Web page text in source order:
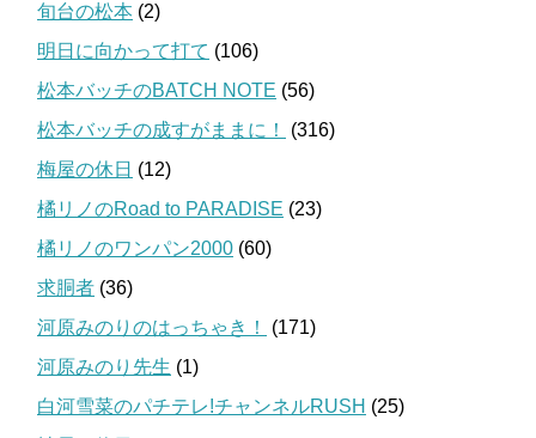
旬台の松本 (2)
明日に向かって打て (106)
松本バッチのBATCH NOTE (56)
松本バッチの成すがままに！
(316)
梅屋の休日 (12)
橘リノのRoad to PARADISE (23)
橘リノのワンパン2000 (60)
求胴者 (36)
河原みのりのはっちゃき！
(171)
河原みのり先生 (1)
白河雪菜のパチテレ!チャンネルRUSH (25)